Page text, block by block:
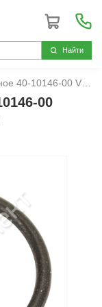
Hайти
Victor Reinz (04123016) Deutz
00